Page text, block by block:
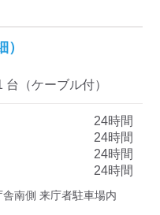
日産ディーラーを表示
台 （ケーブル付）
24時間
24時間
24時間
24時間
南側 来庁者駐車場内